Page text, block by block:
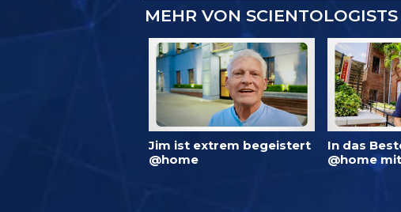
MEHR VON
Jim ist extrem begeistert
@home
In das
@home